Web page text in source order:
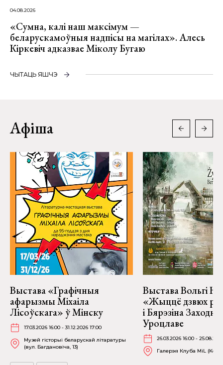
04.08.2026
«Сумна, калі наш максімум —
беларускамоўныя надпісы на магілах». Алесь
Кіркевіч адказвае Міколу Бугаю
ЧЫТАЦЬ ЯШЧЭ
Афіша
Выстава «Графічныя
афарызмы Міхаіла
Лісоўскага» ў Мінску
17.03.2026 16:00 - 31.12.2026 17:00
Музей гісторыі беларускай літаратуры
(вул. Багдановіча, 13)
Выстава Вольгі
«Жыццё дзвюх
і Бярэзіна
Уроцлаве
26.03.2026 16:00 -
Галерэя Клуба MiL